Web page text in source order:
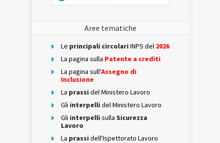
Aree tematiche
Le principali circolari INPS del 2026
La pagina sulla Patente a crediti
La pagina sull'Assegno di
Inclusione
La prassi del Ministero Lavoro
Gli interpelli del Ministero Lavoro
Gli interpelli sulla Sicurezza
Lavoro
La prassi dell'Ispettorato Lavoro